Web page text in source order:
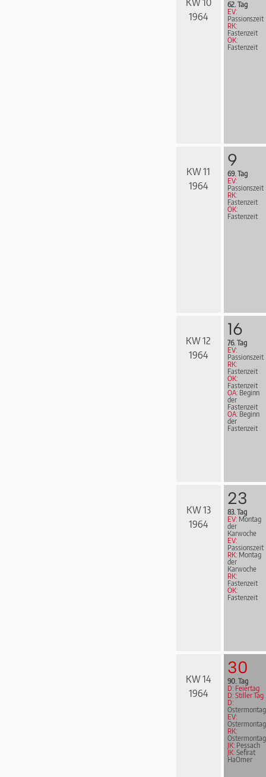
KW 10
1964
62. Tag
EV:
Passionszeit
RK:
Fastenzeit
ÖK:
Fastenzeit
KW 11
1964
9
69. Tag
EV:
Passionszeit
RK:
Fastenzeit
ÖK:
Fastenzeit
KW 12
1964
16
76. Tag
EV:
Passionszeit
RK:
Fastenzeit
ÖK:
Fastenzeit
OA: Beginn
der
Fastenzeit
OA: Beginn
der
Fastenzeit
KW 13
1964
23
83. Tag
EV: Montag
der
Karwoche
EV:
Passionszeit
RK: Montag
der
Karwoche
RK:
Fastenzeit
ÖK:
Fastenzeit
KW 14
1964
30
90. Tag
D: Feiertag
D: Stiller Tag
D:
Ostermontag
EV:
Ostermontag
RK:
Ostermontag
JK: Pessach
JK: Sefirat
HaOmer